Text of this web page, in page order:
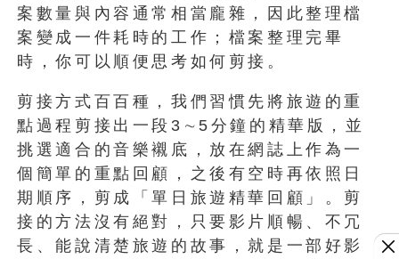
案數量與內容通常相當龐雜，因此整理檔
案變成一件耗時的工作；檔案整理完畢
時，你可以順便思考如何剪接。
剪接方式百百種，我們習慣先將旅遊的重
點過程剪接出一段3∼5分鐘的精華版，並
挑選適合的音樂襯底，放在網誌上作為一
個簡單的重點回顧，之後有空時再依照日
期順序，剪成「單日旅遊精華回顧」。剪
接的方法沒有絕對，只要影片順暢、不冗
長、能說清楚旅遊的故事，就是一部好影